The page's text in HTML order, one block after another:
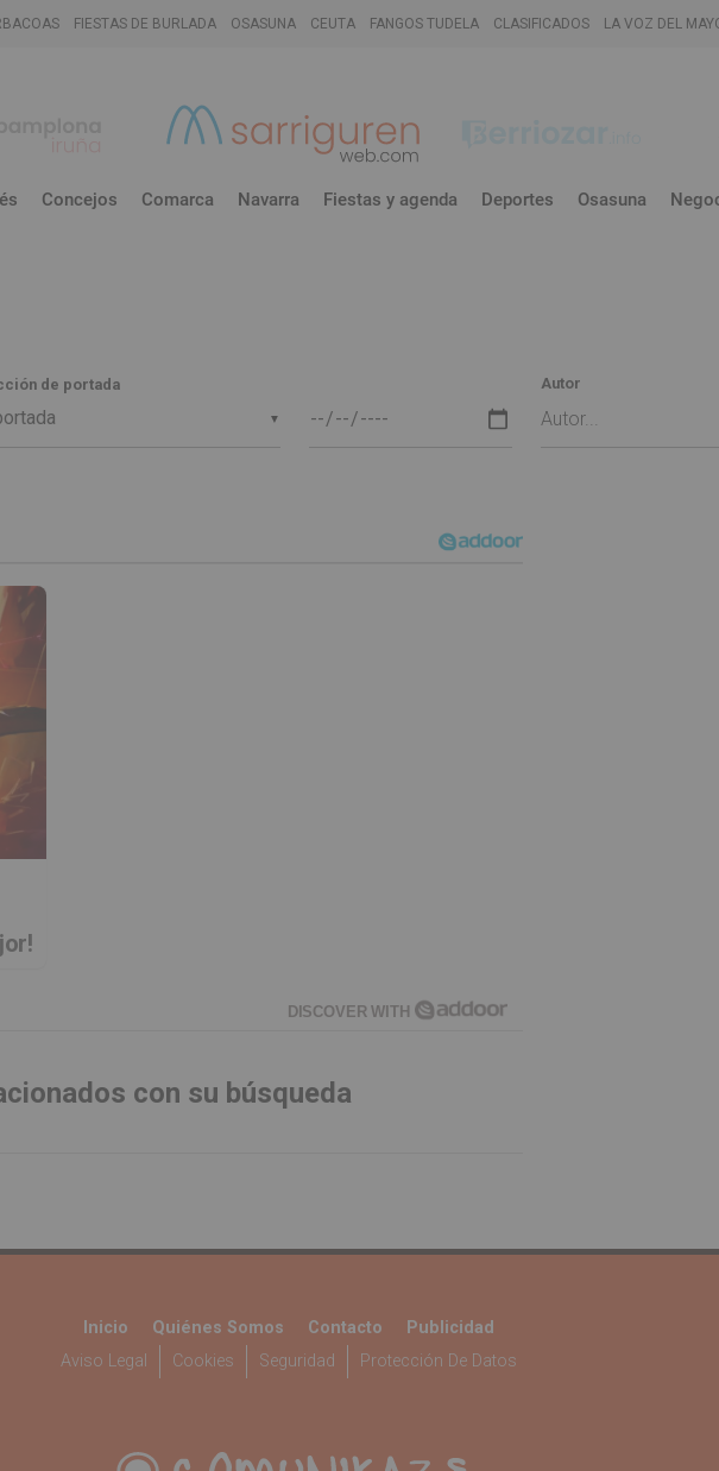
FIESTAS DE BURLADA OSASUNA CEUTA FANGOS TUDELA CLASIFICADOS LA VOZ DEL
Concejos Comarca Navarra Fiestas y agenda Deportes Osasuna
▼
de portada Autor
DISCOVER WITH
con su búsqueda
Inicio Quiénes Somos Contacto
Publicidad
Aviso Legal
Cookies Seguridad Protección De Datos